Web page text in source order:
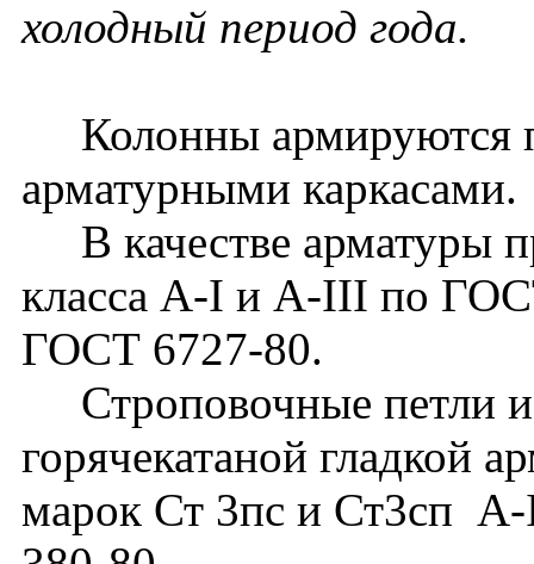
холодный период года.
Колонны армируются
арматурными каркасами.
В качестве арматуры
класса A-I и A-III по
ГОСТ 6727-80.
Строповочные петли
горячекатаной гладкой
марок Ст 3пс и Ст3сп